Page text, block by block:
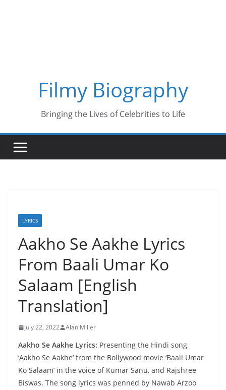
Filmy Biography
Bringing the Lives of Celebrities to Life
LYRICS
Aakho Se Aakhe Lyrics
From Baali Umar Ko
Salaam [English
Translation]
July 22, 2022 Alan Miller
Aakho Se Aakhe Lyrics: Presenting the Hindi song
‘Aakho Se Aakhe’ from the Bollywood movie ‘Baali Umar
Ko Salaam’ in the voice of Kumar Sanu, and Rajshree
Biswas. The song lyrics was penned by Nawab Arzoo